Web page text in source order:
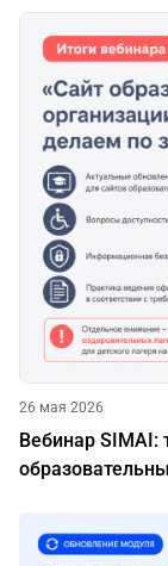
26 мая 2026
Вебинар SIMAI: